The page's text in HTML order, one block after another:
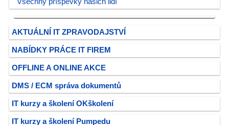
AKTUÁLNÍ IT ZPRAVODAJSTVÍ
NABÍDKY PRÁCE IT FIREM
OFFLINE A ONLINE AKCE
DMS / ECM správa dokumentů
IT kurzy a školení OKškolení
IT kurzy a školení Pumpedu